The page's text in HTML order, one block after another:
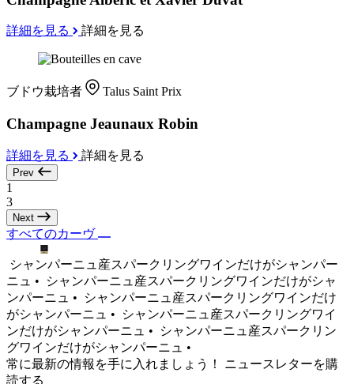
詳細を見る 詳細を見る
ブドウ栽培者 Talus Saint Prix
Champagne Jeaunaux Robin
詳細を見る 詳細を見る
Prev
1
3
Next
すべてのカーヴ
シャンパーニュ産スパークリングワインだけがシャンパー
ニュ •
シャンパーニュ産スパークリングワインだけがシャ
ンパーニュ •
シャンパーニュ産スパークリングワインだけ
がシャンパーニュ •
シャンパーニュ産スパークリングワイ
ンだけがシャンパーニュ •
シャンパーニュ産スパークリン
グワインだけがシャンパーニュ •
常に最新の情報を手に入れましょう！ ニュースレターを購
読する